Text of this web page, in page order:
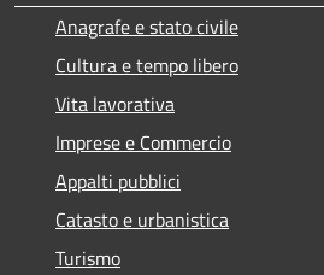
Anagrafe e stato civile
Cultura e tempo libero
Vita lavorativa
Imprese e Commercio
Appalti pubblici
Catasto e urbanistica
Turismo